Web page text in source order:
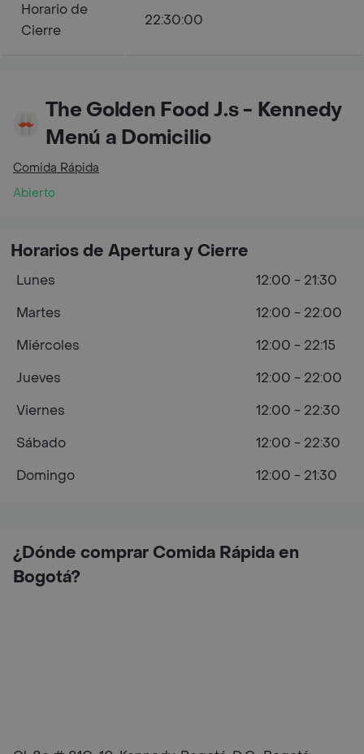
Horario de
Cierre
22:30:00
The Golden Food J.s - Kennedy
Menú a Domicilio
Comida Rápida
Abierto
¿Dónde comprar Comida Rápida en
Bogotá?
Horarios de Apertura y Cierre
Lunes
12:00 - 21:30
Martes
12:00 - 22:00
Miércoles
12:00 - 22:15
Jueves
12:00 - 22:00
Viernes
12:00 - 22:30
Sábado
12:00 - 22:30
Domingo
12:00 - 21:30